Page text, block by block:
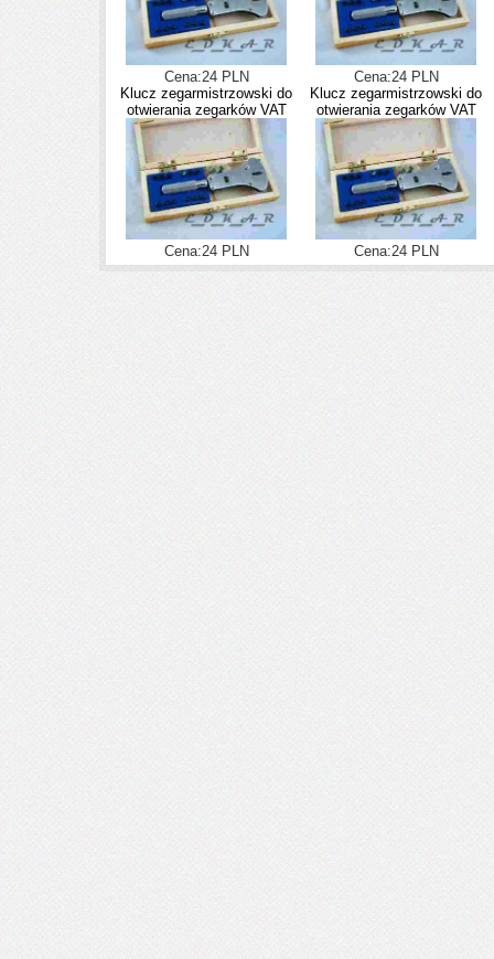
Cena:24 PLN
Cena:24 PLN
Klucz zegarmistrzowski do
otwierania zegarków VAT
Cena:24 PLN
Klucz zegarmistrzowski do
otwierania zegarków VAT
Cena:24 PLN